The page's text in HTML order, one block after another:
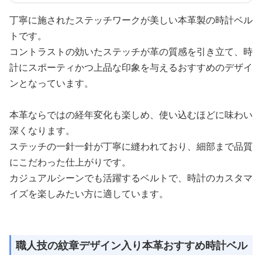
丁寧に施されたステッチワークが美しい本革製の時計ベル
トです。
コントラストの効いたステッチが革の質感を引き立て、時
計にスポーティかつ上品な印象を与えるおすすめのデザイ
ンとなっています。
本革ならではの経年変化も楽しめ、使い込むほどに味わい
深くなります。
ステッチの一針一針が丁寧に縫われており、細部まで品質
にこだわった仕上がりです。
カジュアルシーンでも活躍するベルトで、時計のカスタマ
イズを楽しみたい方に適しています。
職人技の紋章デザイン入り本革おすすめ時計ベル